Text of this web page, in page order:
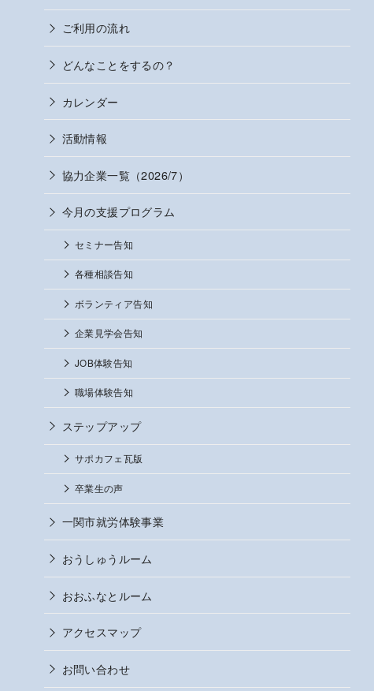
ご利用の流れ
どんなことをするの？
カレンダー
活動情報
協力企業一覧（2026/7）
今月の支援プログラム
セミナー告知
各種相談告知
ボランティア告知
企業見学会告知
JOB体験告知
職場体験告知
ステップアップ
サポカフェ瓦版
卒業生の声
一関市就労体験事業
おうしゅうルーム
おおふなとルーム
アクセスマップ
お問い合わせ